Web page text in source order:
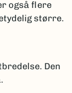
også flere
større.
Den